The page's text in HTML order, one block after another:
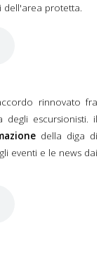
dell'area protetta.
del 17
rinnovato fra
degli escursionisti. il
della diga di
eventi e le news dai